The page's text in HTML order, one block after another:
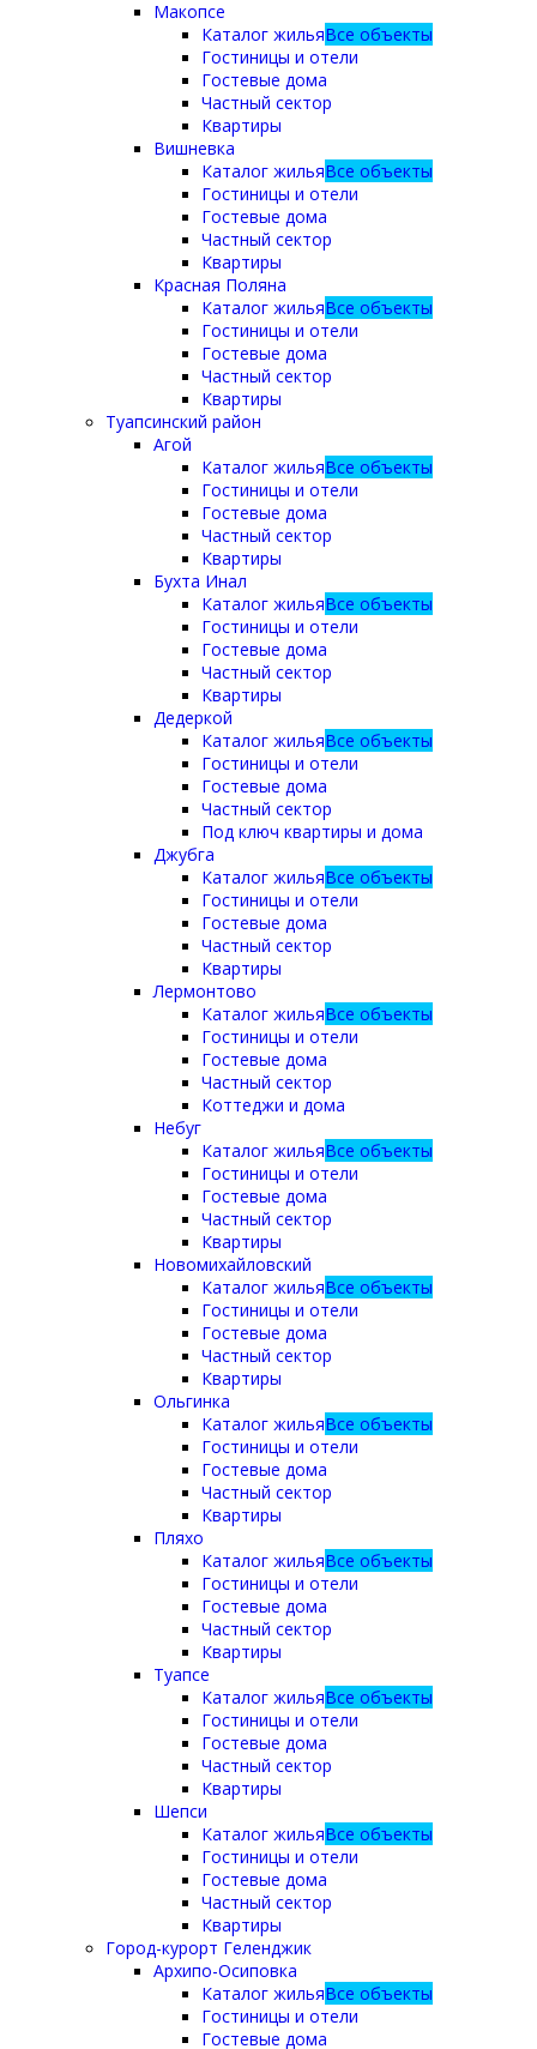
Макопсе
Каталог жильяВсе объекты
Гостиницы и отели
Гостевые дома
Частный сектор
Квартиры
Вишневка
Каталог жильяВсе объекты
Гостиницы и отели
Гостевые дома
Частный сектор
Квартиры
Красная Поляна
Каталог жильяВсе объекты
Гостиницы и отели
Гостевые дома
Частный сектор
Квартиры
Туапсинский район
Агой
Каталог жильяВсе объекты
Гостиницы и отели
Гостевые дома
Частный сектор
Квартиры
Бухта Инал
Каталог жильяВсе объекты
Гостиницы и отели
Гостевые дома
Частный сектор
Квартиры
Дедеркой
Каталог жильяВсе объекты
Гостиницы и отели
Гостевые дома
Частный сектор
Под ключ квартиры и дома
Джубга
Каталог жильяВсе объекты
Гостиницы и отели
Гостевые дома
Частный сектор
Квартиры
Лермонтово
Каталог жильяВсе объекты
Гостиницы и отели
Гостевые дома
Частный сектор
Коттеджи и дома
Небуг
Каталог жильяВсе объекты
Гостиницы и отели
Гостевые дома
Частный сектор
Квартиры
Новомихайловский
Каталог жильяВсе объекты
Гостиницы и отели
Гостевые дома
Частный сектор
Квартиры
Ольгинка
Каталог жильяВсе объекты
Гостиницы и отели
Гостевые дома
Частный сектор
Квартиры
Пляхо
Каталог жильяВсе объекты
Гостиницы и отели
Гостевые дома
Частный сектор
Квартиры
Туапсе
Каталог жильяВсе объекты
Гостиницы и отели
Гостевые дома
Частный сектор
Квартиры
Шепси
Каталог жильяВсе объекты
Гостиницы и отели
Гостевые дома
Частный сектор
Квартиры
Город-курорт Геленджик
Архипо-Осиповка
Каталог жильяВсе объекты
Гостиницы и отели
Гостевые дома